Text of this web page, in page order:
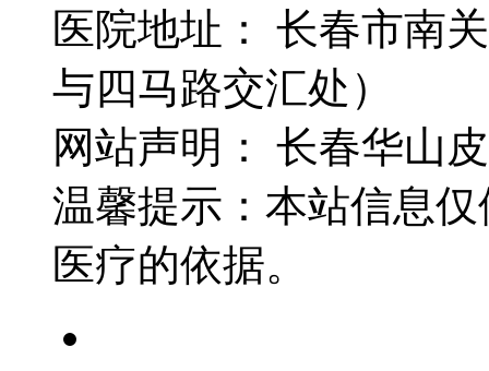
医院地址： 长春市南
与四马路交汇处）
网站声明： 长春华山
温馨提示：本站信息
医疗的依据。